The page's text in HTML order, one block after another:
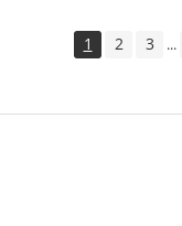
1 2 3 ...